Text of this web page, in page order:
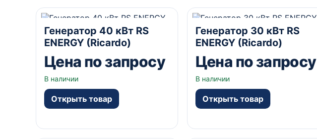
да А
Генератор 40 кВт RS
ENERGY (Ricardo)
Цена по запросу
В наличии
Открыть товар
да А
Генератор 30 кВт RS
ENERGY (Ricardo)
Цена по запросу
В наличии
Открыть товар